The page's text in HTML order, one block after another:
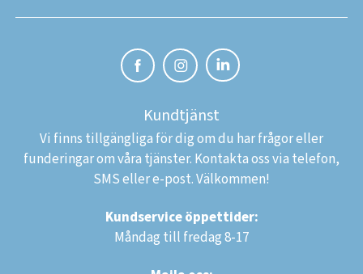
Kundtjänst
Vi finns tillgängliga för dig om du har frågor eller
funderingar om våra tjänster. Kontakta oss via telefon,
SMS eller e-post. Välkommen!
Kundservice öppettider:
Måndag till fredag 8-17